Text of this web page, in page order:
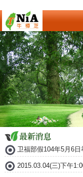
卫福部假104年5月6
2015.03.04(三)下午